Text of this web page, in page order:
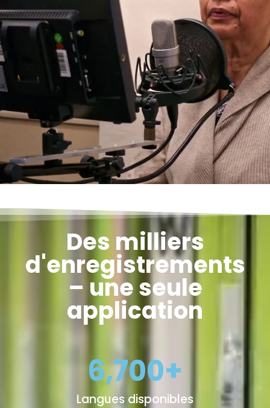
Des milliers
d'enregistrements
– une seule
application
Langues disponibles
6,700+